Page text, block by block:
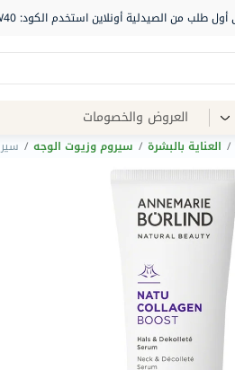
العروض والخصومات
/ العناية بالبشرة / سيروم وزيوت الوجه /